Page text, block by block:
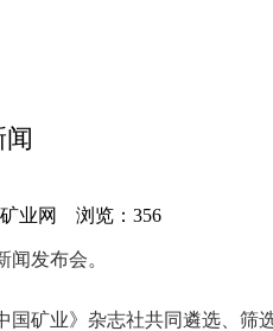
业网 浏览： 356
发布会。
业》杂志社共同遴选、筛